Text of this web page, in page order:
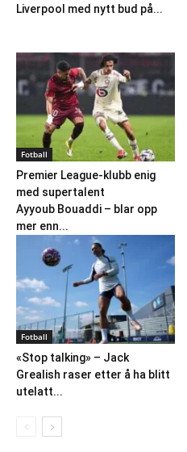
Liverpool med nytt bud på...
Fotball
Premier League-klubb enig
med supertalent
Ayyoub Bouaddi – blar opp
mer enn...
Fotball
«Stop talking» – Jack
Grealish raser etter å ha blitt
utelatt...